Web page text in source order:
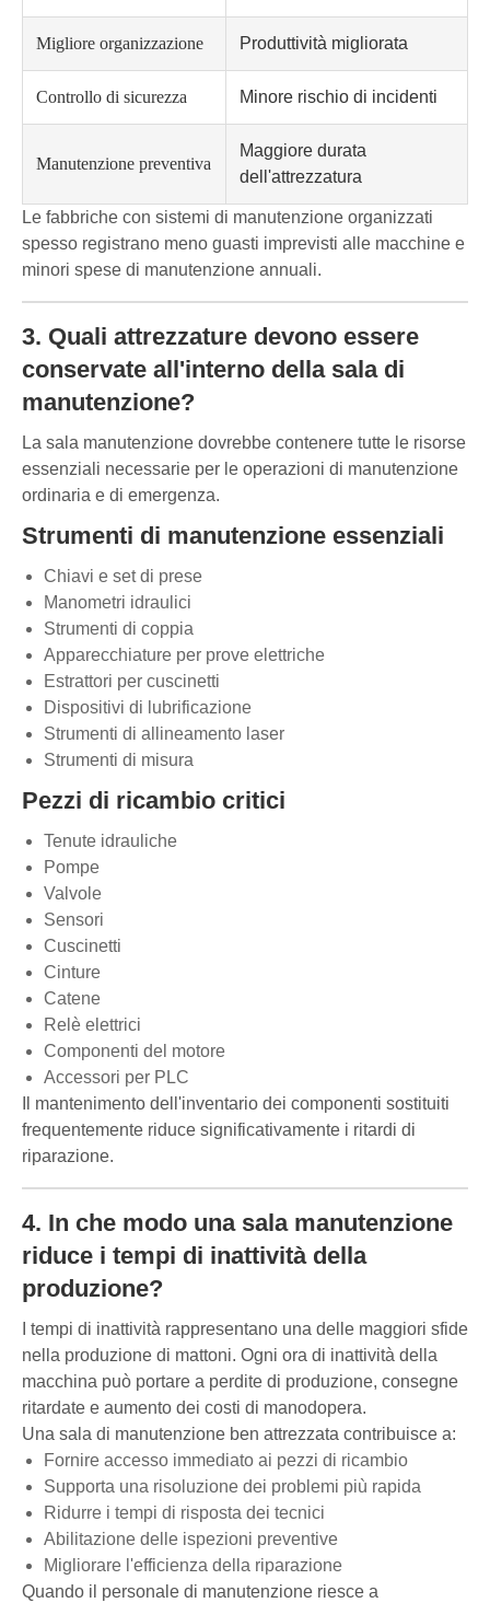
Migliore organizzazione Produttività migliorata
Controllo di sicurezza Minore rischio di incidenti
Manutenzione preventiva
Maggiore durata
dell'attrezzatura
Le fabbriche con sistemi di manutenzione organizzati
spesso registrano meno guasti imprevisti alle macchine e
minori spese di manutenzione annuali.
3. Quali attrezzature devono essere
conservate all'interno della sala di
manutenzione?
La sala manutenzione dovrebbe contenere tutte le risorse
essenziali necessarie per le operazioni di manutenzione
ordinaria e di emergenza.
Strumenti di manutenzione essenziali
Chiavi e set di prese
Manometri idraulici
Strumenti di coppia
Apparecchiature per prove elettriche
Estrattori per cuscinetti
Dispositivi di lubrificazione
Strumenti di allineamento laser
Strumenti di misura
Pezzi di ricambio critici
Tenute idrauliche
Pompe
Valvole
Sensori
Cuscinetti
Cinture
Catene
Relè elettrici
Componenti del motore
Accessori per PLC
Il mantenimento dell'inventario dei componenti sostituiti
frequentemente riduce significativamente i ritardi di
riparazione.
4. In che modo una sala manutenzione
riduce i tempi di inattività della
produzione?
I tempi di inattività rappresentano una delle maggiori sfide
nella produzione di mattoni. Ogni ora di inattività della
macchina può portare a perdite di produzione, consegne
ritardate e aumento dei costi di manodopera.
Una sala di manutenzione ben attrezzata contribuisce a:
Fornire accesso immediato ai pezzi di ricambio
Supporta una risoluzione dei problemi più rapida
Ridurre i tempi di risposta dei tecnici
Abilitazione delle ispezioni preventive
Migliorare l'efficienza della riparazione
Quando il personale di manutenzione riesce a